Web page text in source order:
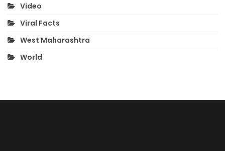
Video
Viral Facts
West Maharashtra
World